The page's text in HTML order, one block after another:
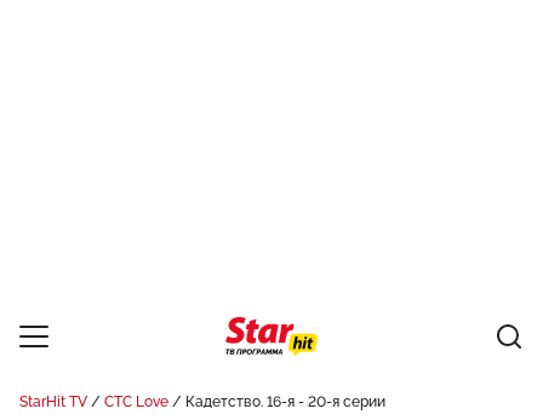
StarHit TV СТС Love Кадетство. 16-я - 20-я серии